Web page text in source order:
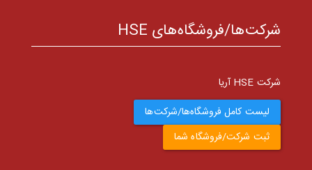
شرکت‌ها/فروشگاه‌های HSE
شرکت HSE آریا
لیست کامل فروشگاه‌ها/شرکت‌ها
ثبت شرکت/فروشگاه شما